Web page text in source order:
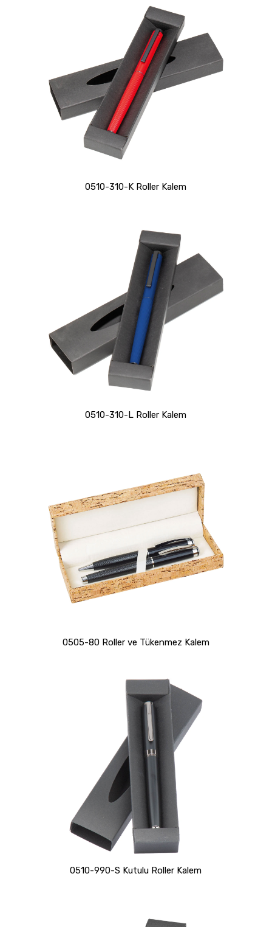
0510-310-K Roller Kalem
0510-310-L Roller Kalem
0505-80 Roller ve Tükenmez Kalem
0510-990-S Kutulu Roller Kalem